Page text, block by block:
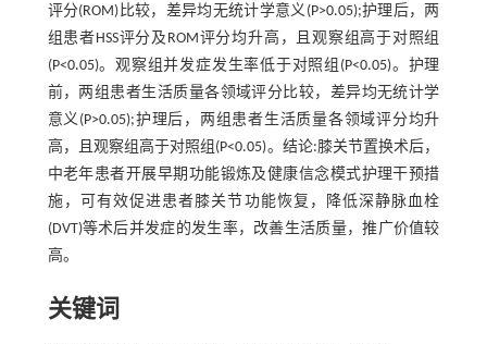
评分(ROM)比较，差异均无统计学意义(P>0.05);护理后，两
组患者HSS评分及ROM评分均升高，且观察组高于对照组
(P<0.05)。观察组并发症发生率低于对照组(P<0.05)。护理
前，两组患者生活质量各领域评分比较，差异均无统计学
意义(P>0.05);护理后，两组患者生活质量各领域评分均升
高，且观察组高于对照组(P<0.05)。结论:膝关节置换术后，
中老年患者开展早期功能锻炼及健康信念模式护理干预措
施，可有效促进患者膝关节功能恢复，降低深静脉血栓
(DVT)等术后并发症的发生率，改善生活质量，推广价值较
高。
关键词